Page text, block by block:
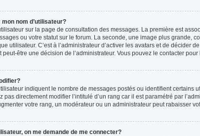
nom d’utilisateur?
sur la page de consultation des messages. La première est
ou votre statut sur le forum. La seconde, une image plus grande,
utilisateur. C’est à l’administrateur d’activer les avatars et de décider
peut-être une décision de l’administrateur. Vous pouvez le contacter
indiquent le nombre de messages postés ou identifient certains
directement modifier l’intitulé d’un rang car il est paramétré par
votre rang, un modérateur ou un administrateur peut rabaisser
on me demande de me connecter?